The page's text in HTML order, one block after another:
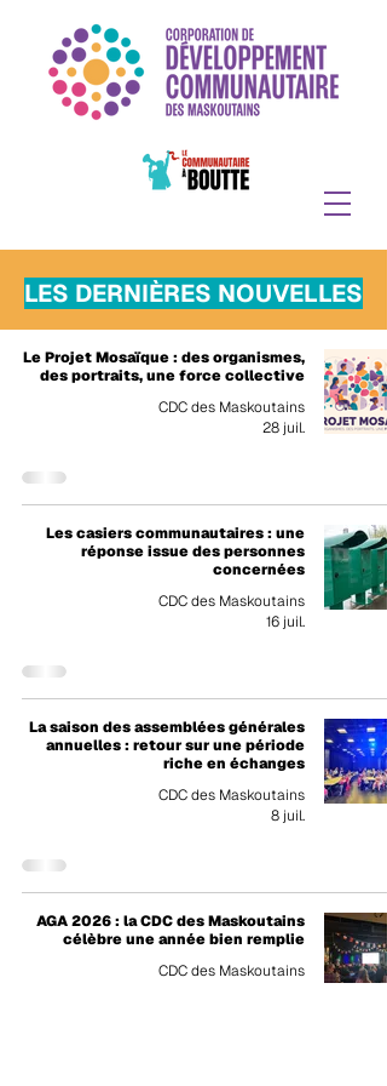
LES DERNIÈRES NOUVELLES
Le Projet Mosaïque : des organismes,
des portraits, une force collective
CDC des Maskoutains
28 juil.
Les casiers communautaires : une
réponse issue des personnes
concernées
CDC des Maskoutains
16 juil.
La saison des assemblées générales
annuelles : retour sur une période
riche en échanges
CDC des Maskoutains
8 juil.
AGA 2026 : la CDC des Maskoutains
célèbre une année bien remplie
CDC des Maskoutains